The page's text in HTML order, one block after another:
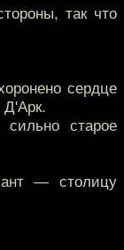
так что
сердце
Д'Арк.
старое
— столицу